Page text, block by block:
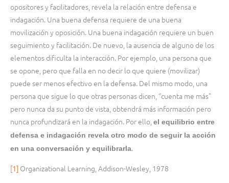
opositores y facilitadores, revela la relación entre defensa e
indagación. Una buena defensa requiere de una buena
movilización y oposición. Una buena indagación requiere un buen
seguimiento y facilitación. De nuevo, la ausencia de alguno de los
elementos dificulta la interacción. Por ejemplo, una persona que
se opone, pero que falla en no decir lo que quiere (movilizar)
puede ser menos efectivo en la defensa. Del mismo modo, una
persona que sigue lo que otras personas dicen, “cuenta me más”
pero nunca da su punto de vista, obtendrá más información pero
nunca profundizará en la indagación. Por ello, el equilibrio entre
defensa e indagación revela otro modo de seguir la acción
en una conversación y equilibrarla.
[1] Organizational Learning, Addison-Wesley, 1978